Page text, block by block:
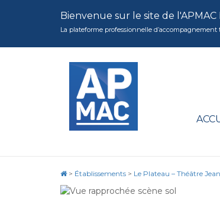
Bienvenue sur le site de
La plateforme professionnelle
> Établissements > Le Plateau – Théâtre